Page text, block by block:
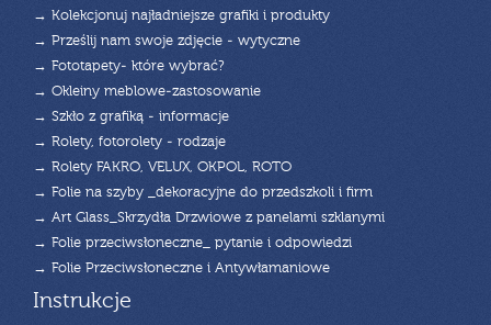
→ Kolekcjonuj najładniejsze grafiki i produkty
→ Prześlij nam swoje zdjęcie - wytyczne
→ Fototapety- które wybrać?
→ Okleiny meblowe-zastosowanie
→ Szkło z grafiką - informacje
→ Rolety, fotorolety - rodzaje
→ Rolety FAKRO, VELUX, OKPOL, ROTO
→ Folie na szyby _dekoracyjne do przedszkoli i firm
→ Art Glass_Skrzydła Drzwiowe z panelami szklanymi
→ Folie przeciwsłoneczne_ pytanie i odpowiedzi
→ Folie Przeciwsłoneczne i Antywłamaniowe
Instrukcje